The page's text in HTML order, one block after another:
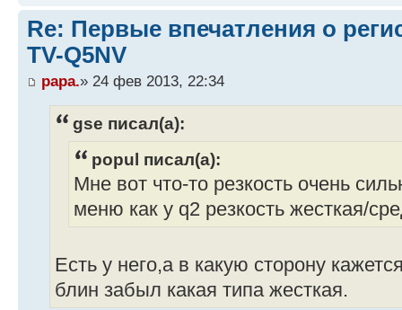
Re: Первые впечатления о
TV-Q5NV
papa.» 24 фев 2013, 22:34
gse писал(а):
popul писал(а):
Мне вот что-то резкость очень
меню как у q2 резкость жесткая/
Есть у него,а в какую сторону
блин забыл какая типа жесткая.